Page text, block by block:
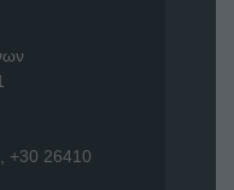
+30 26410